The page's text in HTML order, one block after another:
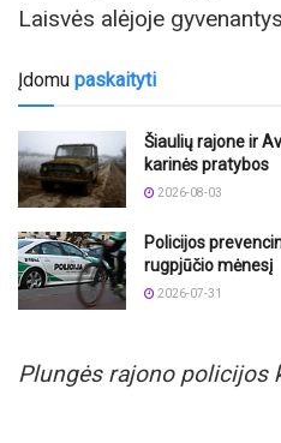
Laisvės alėjoje
Įdomu paskaityti
Šiaulių rajone ir
karinės pratybos
2026-08-03
Policijos
rugpjūčio mėnesį
2026-07-31
Plungės rajono policijos